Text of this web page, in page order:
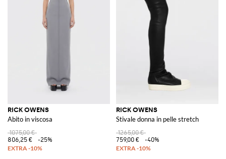
RICK OWENS
Abito in viscosa
1075,00 €
806,25 €
-25%
RICK OWENS
Stivale donna in pelle stretch
1265,00 €
759,00 €
-40%